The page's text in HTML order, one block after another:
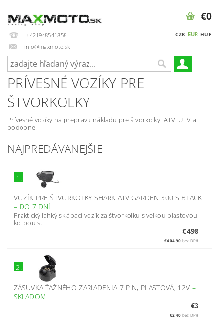
+421948541858
info@maxmoto.sk
CZK EUR HUF
€0
PRÍVESNÉ VOZÍKY PRE
ŠTVORKOLKY
Prívesné vozíky na prepravu nákladu pre štvorkolky, ATV, UTV a
podobne.
NAJPREDÁVANEJŠIE
1.
VOZÍK PRE ŠTVORKOLKY SHARK ATV GARDEN 300 S BLACK
– DO 7 DNÍ
Praktický ľahký sklápací vozík za štvorkolku s veľkou plastovou
korbou s...
€498
€404,90 bez DPH
2.
ZÁSUVKA ŤAŽNÉHO ZARIADENIA 7 PIN, PLASTOVÁ, 12V –
SKLADOM
€3
€2,40 bez DPH